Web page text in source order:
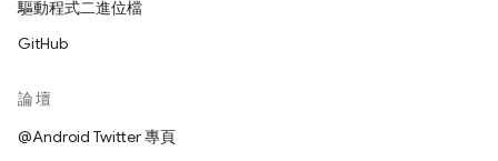
驅動程式二進位檔
GitHub
論壇
@Android Twitter 專頁